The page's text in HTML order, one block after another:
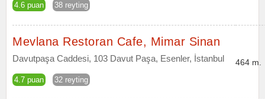
4.6 puan 38 reyting
Mevlana Restoran Cafe, Mimar Sinan
Davutpaşa Caddesi, 103 Davut Paşa, Esenler, İstanbul
4.7 puan 32 reyting
464 m.